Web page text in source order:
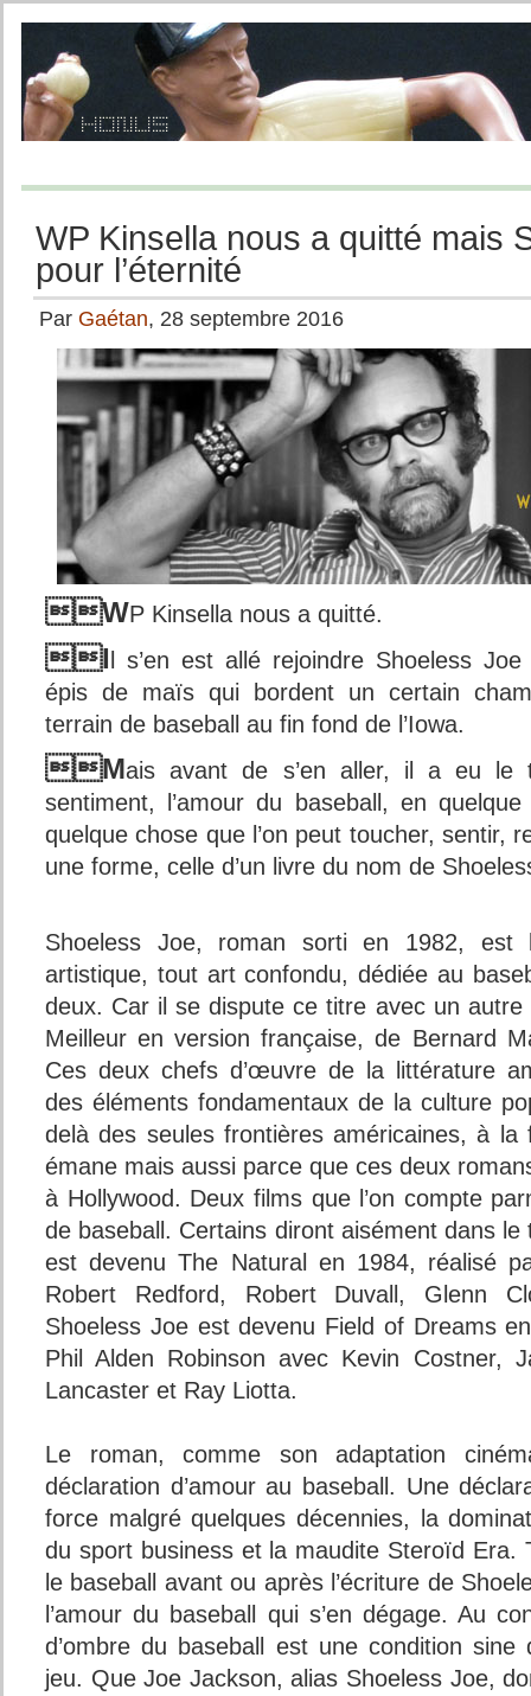
WP Kinsella nous a quitté mais
pour l’éternité
Par Gaétan, 28 septembre 2016
WP Kinsella nous a quitté.
I l s’en est allé rejoindre Shoeless
épis de maïs qui bordent un certain
terrain de baseball au fin fond de l’Iowa.
Mais avant de s’en aller, il a eu le
sentiment, l’amour du baseball, en
quelque chose que l’on peut toucher, sentir,
une forme, celle d’un livre du nom de
Shoeless Joe, roman sorti en 1982,
artistique, tout art confondu, dédiée au
deux. Car il se dispute ce titre avec un
Meilleur en version française, de Bernard
Ces deux chefs d’œuvre de la littérature
des éléments fondamentaux de la culture
delà des seules frontières américaines, à
émane mais aussi parce que ces deux
à Hollywood. Deux films que l’on compte
de baseball. Certains diront aisément dans
est devenu The Natural en 1984, réalisé
Robert Redford, Robert Duvall, Glenn
Shoeless Joe est devenu Field of Dreams
Phil Alden Robinson avec Kevin Costner,
Lancaster et Ray Liotta.
Le roman, comme son adaptation
déclaration d’amour au baseball. Une
force malgré quelques décennies, la
du sport business et la maudite Steroïd Era.
le baseball avant ou après l’écriture de
l’amour du baseball qui s’en dégage. Au
d’ombre du baseball est une condition
jeu. Que Joe Jackson, alias Shoeless Joe,